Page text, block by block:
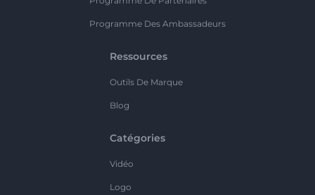
Programme Des Ambassadeurs
Ressources
Outils De Marque
Blog
Catégories
Vidéo
Logo